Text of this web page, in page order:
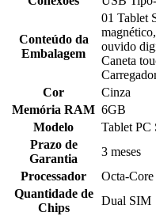
Conteúdo da
Embalagem
01 Tablet
ouvido
Caneta
Cor
Cinza
Memória RAM 6GB
Modelo
Tablet
Prazo de
Garantia
3 meses
Processador
Octa-
Quantidade de
Chips
Dual SIM